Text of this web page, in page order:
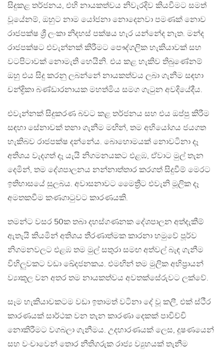
සිදුකළ තර්ජනය, එහි නායකත්වය නිවැරදිව කියවීමට සමත්
වූයේනම්, ඔහුට නාම යෝජනා නොදෙනවා පමණක් නොව
රාජපක්ෂ ශ්‍රී ලංකා නිදහස් පක්ෂය හැර යන්නේද නැත. මන්ද
රාජපක්ෂට එවැන්නක් කිරීමට පෞද්ගලික හැකියාවක් සහ
වටපිටාවක් නොමැති හෙයිනි. එය කළ හැකිව තිබුණේනම්
ඔහු එය සිදු කරනු ලබන්නේ නායකත්වය ලබා ගැනීම සඳහා
චන්ද්‍රිකා බණ්ඩාරනායක මහත්මිය සමග ගැටුන අවදියේදීය.
එවැන්නක් සිදුකරණ බවට කළ තර්ජනය සහ එය ඔප්පු කිරීම
සඳහා සේනාවක් තනා ගැනීම මඟින්, තම අභියෝගය ජයගත
හැකිබව රාජපක්ෂ දන්නේය. බොහොමයක් නොවටිනා දෑ
අතිශය වැදගත් දෑ යැයි නිගමනයකට එළඹ, ඒවාට මුල් තැන
දෙමින්, තම දේශපාලනය නන්නාත්තාර කරගත් සිදුවීම් මෙරට
ඉතිහාසයේ සුලබය. අවාසනාවට මෛත්‍රීට එවැනි මූලික දෑ
අමතකවීම කණගාටුවට කාරණයකි.
තමන්ට වසර 50ක තබා දහස්ගණනක දේශපාලන අත්දැකීම්
ඇතැයි කියමින් අතිශය තීරණාත්මක කාරනා හමුවේ පූර්ව
නිගමනවලට එළඹ තම මුල් සතුරා සමඟ අත්වල් බැඳ ගැනීම
විහිලුවකට වඩා ඛේදජනකය. එමඟින් තම මුලික අභිප්‍රායන්
ව්‍යාකූල වන අතර තම නායකත්වය අවතක්සේරුවට ලක්වේ.
සෑම හැකියාවකටම වඩා ඉතාමත් වටිනා දේ වූ කලී, එක් ස්ථීර
කාරණයක් සාර්ථක වන තැන කාරණා දෙකක් පාවිච්චි
නොකිරීමට වගබලා ගැනීමය. උදහාරණයක් ලෙස, දූෂණයෙන්
සහ වංචාවෙන් තොර නීතිගරුක රාජ්‍ය ව්‍යුහයක් තැනීම